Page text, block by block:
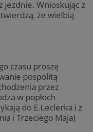
jezdnie. Wnioskując z
że wielbią
czasu proszę
pospolitą
przez
w popłoch
do E.Leclerka i z
i Trzeciego Maja)